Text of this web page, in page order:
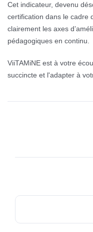
Cet indicateur, devenu
certification dans le cadre
clairement les axes
pédagogiques en continu.
ViiTAMiNE est à votre
succincte et l'adapter à